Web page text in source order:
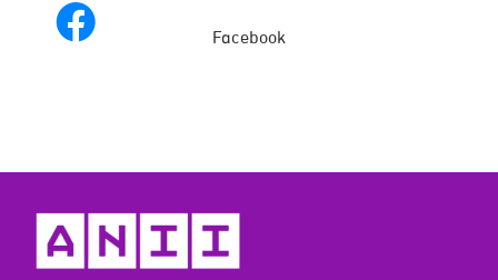
Facebook